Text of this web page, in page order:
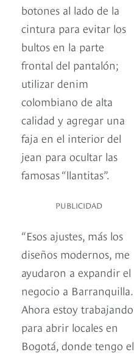
botones al lado de la
cintura para evitar los
bultos en la parte
frontal del pantalón;
utilizar denim
colombiano de alta
calidad y agregar una
faja en el interior del
jean para ocultar las
famosas “llantitas”.
PUBLICIDAD
“Esos ajustes, más los
diseños modernos, me
ayudaron a expandir el
negocio a Barranquilla.
Ahora estoy trabajando
para abrir locales en
Bogotá, donde tengo el